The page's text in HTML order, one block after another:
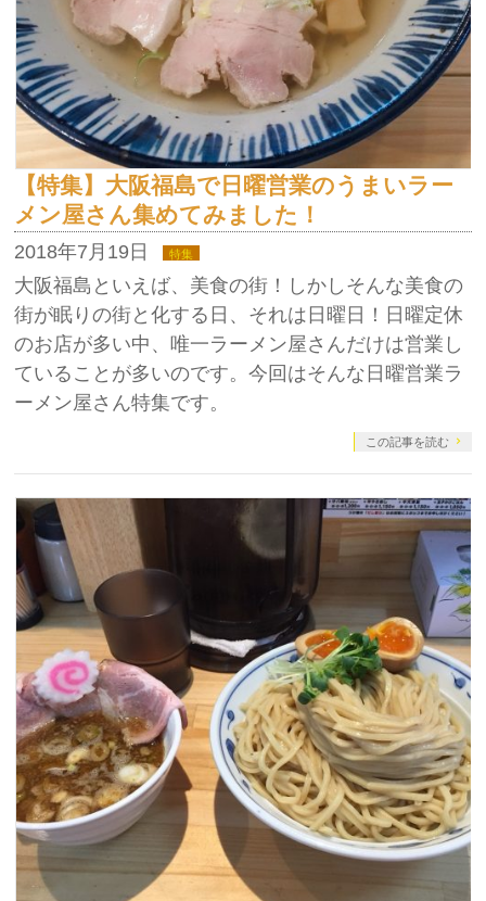
【特集】大阪福島で日曜営業のうまいラー
メン屋さん集めてみました！
2018年7月19日 特集
大阪福島といえば、美食の街！しかしそんな美食の
街が眠りの街と化する日、それは日曜日！日曜定休
のお店が多い中、唯一ラーメン屋さんだけは営業し
ていることが多いのです。今回はそんな日曜営業ラ
ーメン屋さん特集です。
この記事を読む